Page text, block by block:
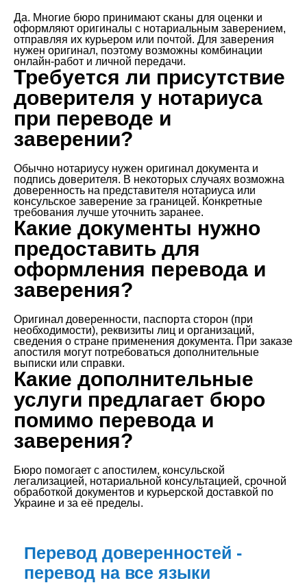
Да. Многие бюро принимают сканы для оценки и
оформляют оригиналы с нотариальным заверением,
отправляя их курьером или почтой. Для заверения
нужен оригинал, поэтому возможны комбинации
онлайн-работ и личной передачи.
Требуется ли присутствие
доверителя у нотариуса
при переводе и
заверении?
Обычно нотариусу нужен оригинал документа и
подпись доверителя. В некоторых случаях возможна
доверенность на представителя нотариуса или
консульское заверение за границей. Конкретные
требования лучше уточнить заранее.
Какие документы нужно
предоставить для
оформления перевода и
заверения?
Оригинал доверенности, паспорта сторон (при
необходимости), реквизиты лиц и организаций,
сведения о стране применения документа. При заказе
апостиля могут потребоваться дополнительные
выписки или справки.
Какие дополнительные
услуги предлагает бюро
помимо перевода и
заверения?
Бюро помогает с апостилем, консульской
легализацией, нотариальной консультацией, срочной
обработкой документов и курьерской доставкой по
Украине и за её пределы.
Перевод доверенностей -
перевод на все языки